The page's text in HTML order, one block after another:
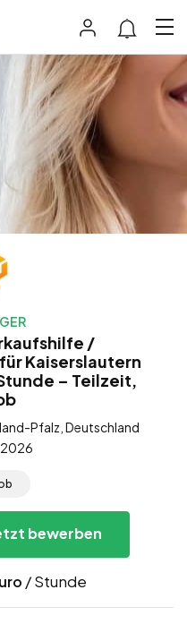
/
Kaiserslautern
– Teilzeit,
Pfalz, Deutschland
bewerben
/ Stunde